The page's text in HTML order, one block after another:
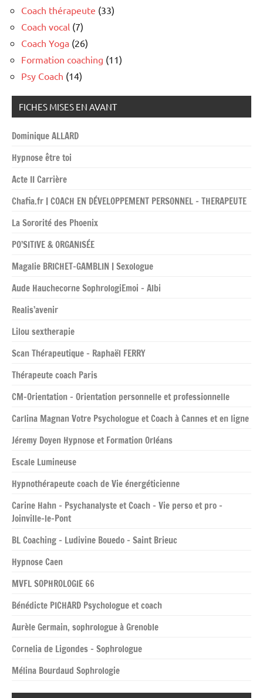
Coach thérapeute (33)
Coach vocal (7)
Coach Yoga (26)
Formation coaching (11)
Psy Coach (14)
FICHES MISES EN AVANT
Dominique ALLARD
Hypnose être toi
Acte II Carrière
Chafia.fr | COACH EN DÉVELOPPEMENT PERSONNEL – THERAPEUTE
La Sororité des Phoenix
PO’SITIVE & ORGANISÉE
Magalie BRICHET-GAMBLIN | Sexologue
Aude Hauchecorne SophrologiEmoi – Albi
Realis’avenir
Lilou sextherapie
Scan Thérapeutique – Raphaël FERRY
Thérapeute coach Paris
CM-Orientation – Orientation personnelle et professionnelle
Carlina Magnan Votre Psychologue et Coach à Cannes et en ligne
Jéremy Doyen Hypnose et Formation Orléans
Escale Lumineuse
Hypnothérapeute coach de Vie énergéticienne
Carine Hahn – Psychanalyste et Coach – Vie perso et pro –
Joinville-le-Pont
BL Coaching – Ludivine Bouedo – Saint Brieuc
Hypnose Caen
MVFL SOPHROLOGIE 66
Bénédicte PICHARD Psychologue et coach
Aurèle Germain, sophrologue à Grenoble
Cornelia de Ligondes – Sophrologue
Mélina Bourdaud Sophrologie